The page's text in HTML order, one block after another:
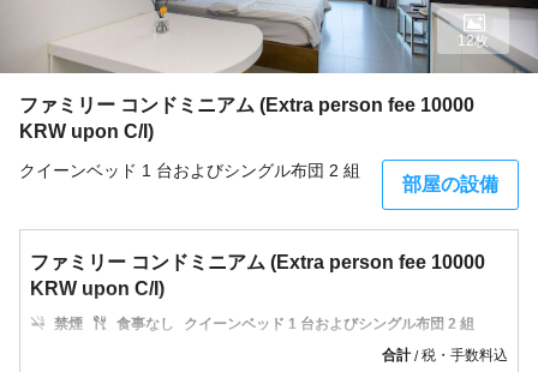
ファミリー コンドミニアム (Extra person fee 10000
KRW upon C/I)
クイーンベッド 1 台およびシングル布団 2 組
部屋の設備
12枚
ファミリー コンドミニアム (Extra person fee 10000
KRW upon C/I)
禁煙 食事なし
クイーンベッド 1 台およびシングル布団 2 組
合計/税・手数料込